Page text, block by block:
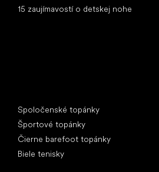
15 zaujímavostí o detskej nohe
Spoločenské topánky
Športové topánky
Čierne barefoot topánky
Biele tenisky